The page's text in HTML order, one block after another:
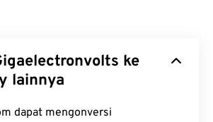
ke
lainnya
dapat mengonversi